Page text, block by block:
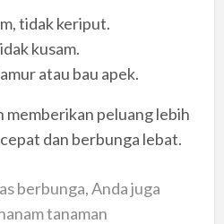
tidak keriput.
kusam.
atau bau apek.
memberikan peluang lebih
dan berbunga lebat.
berbunga, Anda juga
tanaman